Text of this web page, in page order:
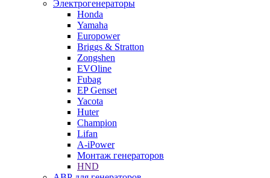
Электрогенераторы
Honda
Yamaha
Europower
Briggs & Stratton
Zongshen
EVOline
Fubag
EP Genset
Yacota
Huter
Champion
Lifan
A-iPower
Монтаж генераторов
HND